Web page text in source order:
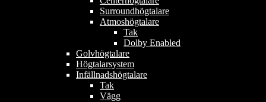
Surroundhögtalare
Atmoshögtalare
Tak
Dolby Enabled
Golvhögtalare
Högtalarsystem
Infällnadshögtalare
Tak
Vägg